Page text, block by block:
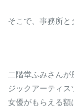
そこで、事務所と
二階堂ふみさん
ジックアーティス
女優がもらえる額